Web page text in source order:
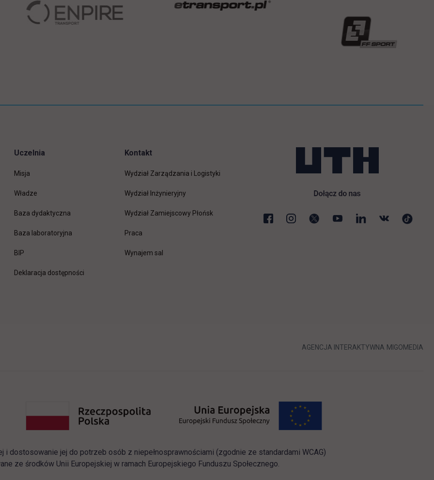
Uczelnia
Misja
Władze
Baza dydaktyczna
Baza laboratoryjna
BIP
Deklaracja dostępności
Kontakt
Wydział Zarządzania i Logistyki
Wydział Inżynieryjny
Wydział Zamiejscowy Płońsk
Pracalink otwiera się w nowej karcie
Wynajem sal
AGENCJA INTERAKTYWNA LINK OTWIERA
MIGOMEDIA
i dostosowanie jej do potrzeb osób z niepełnosprawnościami (zgodnie ze standardami WCAG)
ze środków Unii Europejskiej w ramach Europejskiego Funduszu Społecznego.